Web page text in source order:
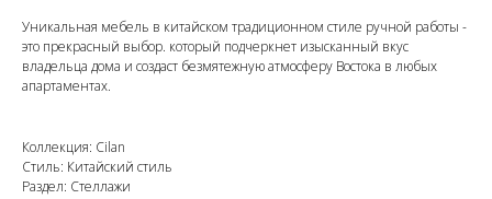
Уникальная мебель в китайском традиционном стиле ручной работы -
это прекрасный выбор. который подчеркнет изысканный вкус
владельца дома и создаст безмятежную атмосферу Востока в любых
апартаментах.
Коллекция: Cilan
Стиль: Китайский стиль
Раздел: Стеллажи